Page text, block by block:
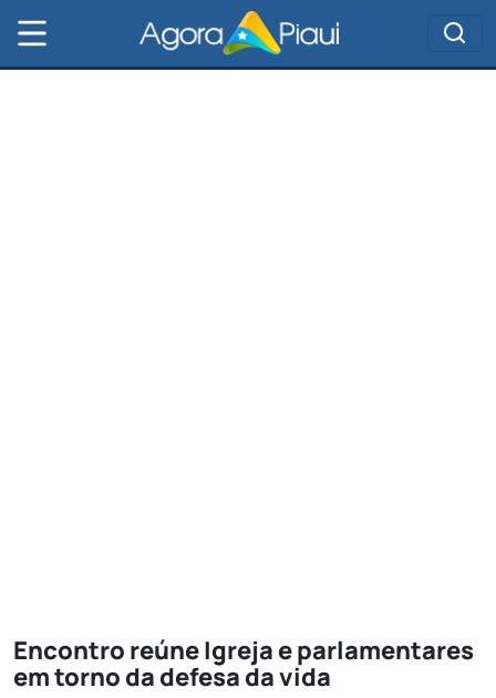
Encontro reúne Igreja e parlamentares
em torno da defesa da vida